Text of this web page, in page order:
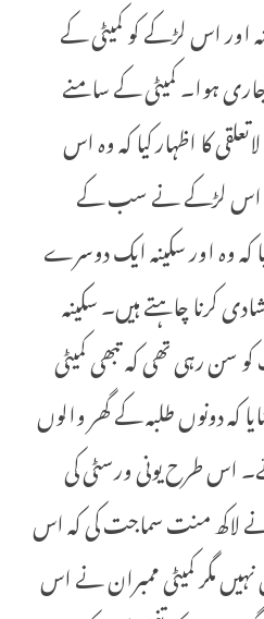
اور اس لڑکے کو کمیٹی کے
ہوا۔ کمیٹی کے سامنے
کا اظہار کیا کہ وہ اس
اس لڑکے نے سب کے
وہ اور سکینہ ایک دوسرے
کرنا چاہتے ہیں۔ سکینہ
رہی تھی کہ تبھی کمیٹی
کہ دونوں طلبہ کے گھر والوں
اس طرح یونی ورسٹی کی
لاکھ منت سماجت کی کہ اس
مگر کمیٹی ممبران نے اس